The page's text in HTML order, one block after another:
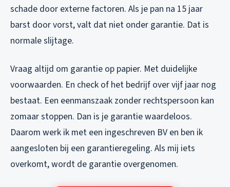
schade door externe factoren. Als je pan na 15 jaar
barst door vorst, valt dat niet onder garantie. Dat is
normale slijtage.
Vraag altijd om garantie op papier. Met duidelijke
voorwaarden. En check of het bedrijf over vijf jaar nog
bestaat. Een eenmanszaak zonder rechtspersoon kan
zomaar stoppen. Dan is je garantie waardeloos.
Daarom werk ik met een ingeschreven BV en ben ik
aangesloten bij een garantieregeling. Als mij iets
overkomt, wordt de garantie overgenomen.